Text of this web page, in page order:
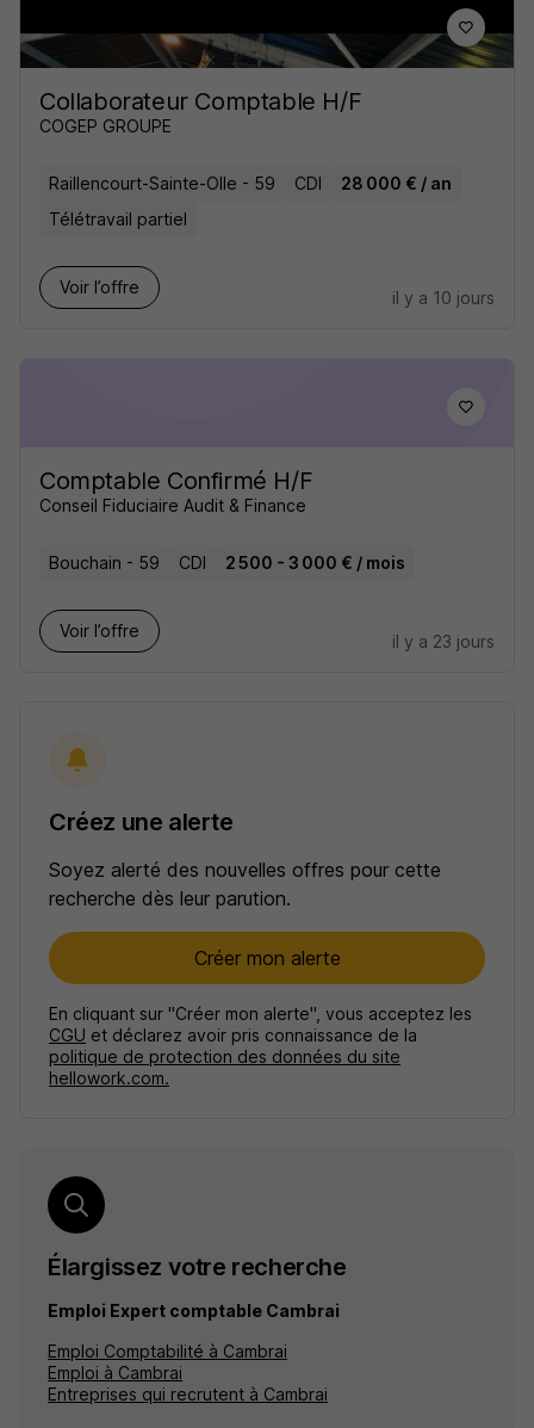
Collaborateur Comptable H/F
COGEP GROUPE
Raillencourt-Sainte-Olle - 59 CDI
28 000 € / an
Télétravail partiel
Voir l’offre
il y a 10 jours
Comptable Confirmé H/F
Conseil Fiduciaire Audit & Finance
Bouchain - 59 CDI 2 500 - 3 000 € / mois
Voir l’offre
il y a 23 jours
Créez une alerte
Soyez alerté des nouvelles offres pour cette
recherche dès leur parution.
Créer mon alerte
En cliquant sur "Créer mon alerte", vous acceptez les
CGU et déclarez avoir pris connaissance de la
politique de protection des données du site
hellowork.com.
Élargissez votre recherche
Emploi Expert comptable Cambrai
Emploi Comptabilité à Cambrai
Emploi à Cambrai
Entreprises qui recrutent à Cambrai